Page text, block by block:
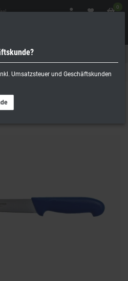
0
Umsatzsteuer und Geschäftskunden